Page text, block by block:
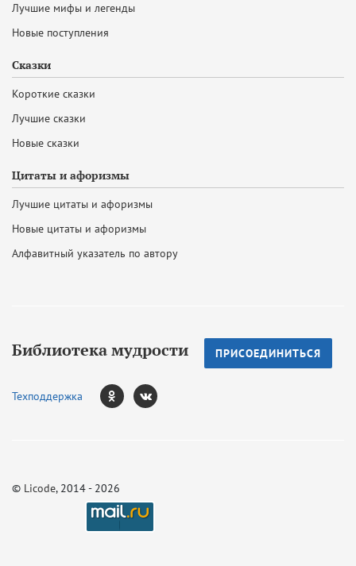
Лучшие мифы и легенды
Новые поступления
Сказки
Короткие сказки
Лучшие сказки
Новые сказки
Цитаты и афоризмы
Лучшие цитаты и афоризмы
Новые цитаты и афоризмы
Алфавитный указатель по автору
Библиотека мудрости ПРИСОЕДИНИТЬСЯ
Техподдержка
© Licode, 2014 - 2026